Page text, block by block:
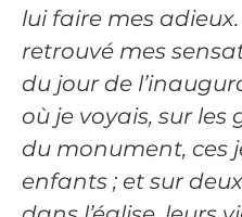
lui faire mes adieux.
retrouvé mes
du jour de
où je voyais, sur les
du monument, ces
enfants ; et sur